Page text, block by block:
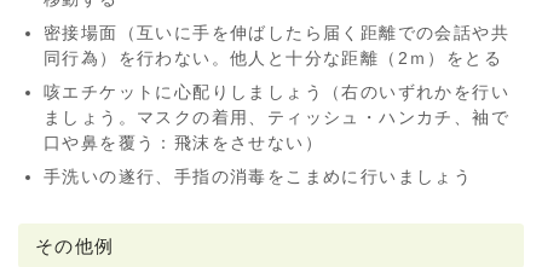
密接場面（互いに手を伸ばしたら届く距離での会話や共
同行為）を行わない。他人と十分な距離（2ｍ）をとる
咳エチケットに心配りしましょう（右のいずれかを行い
ましょう。マスクの着用、ティッシュ・ハンカチ、袖で
口や鼻を覆う：飛沫をさせない）
手洗いの遂行、手指の消毒をこまめに行いましょう
その他例